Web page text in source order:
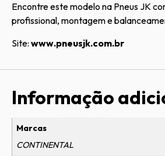
Encontre este modelo na Pneus JK
profissional, montagem e
Site: www.pneusjk.com.br
Informação
Marcas
CONTINENTAL